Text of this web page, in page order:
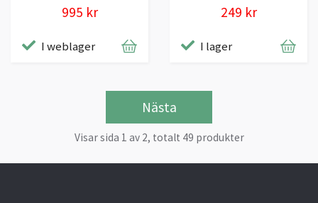
995 kr
I weblager
249 kr
I lager
Nästa
Visar sida 1 av 2, totalt 49 produkter